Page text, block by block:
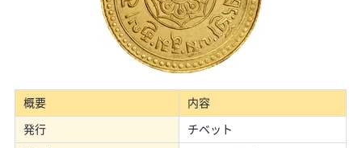
概要 内容
発行 チベット